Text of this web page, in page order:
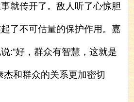
就传开了。敌人听了心惊胆
了不可估量的保护作用。嘉
:“好，群众有智慧，这就是
杰和群众的关系更加密切